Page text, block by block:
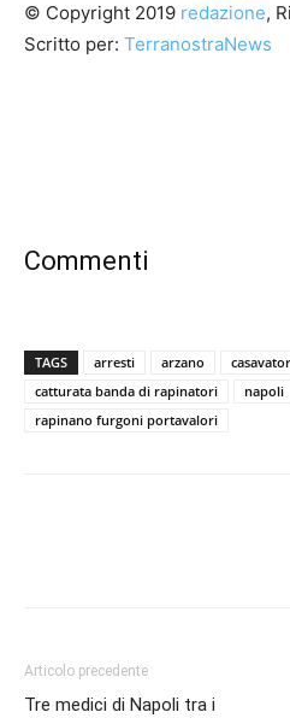
© Copyright 2019 redazione,
Scritto per: TerranostraNews
Commenti
TAGS arresti arzano
catturata banda di rapinatori
napoli
rapinano furgoni portavalori
Articolo precedente
Tre medici di Napoli tra i